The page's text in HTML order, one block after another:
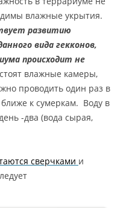
влажные укрытия.
развитию
вида гекконов,
происходит не
влажные камеры,
проводить один раз в
к сумеркам. Воду в
-два (вода сырая,
сверчками и